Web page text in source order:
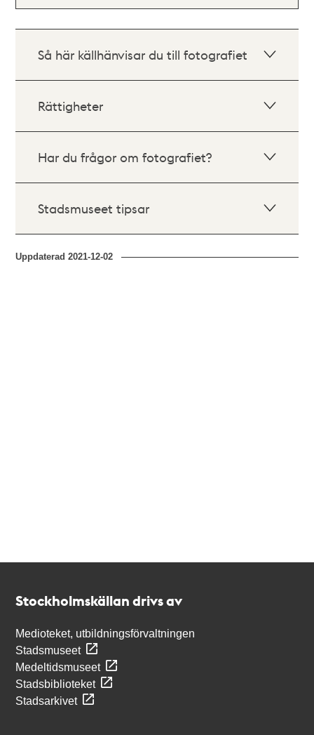
Så här källhänvisar du till fotografiet
Rättigheter
Har du frågor om fotografiet?
Stadsmuseet tipsar
Uppdaterad2021-12-02
Stockholmskällan drivs av
Medioteket, utbildningsförvaltningen
Stadsmuseet
Medeltidsmuseet
Stadsbiblioteket
Stadsarkivet